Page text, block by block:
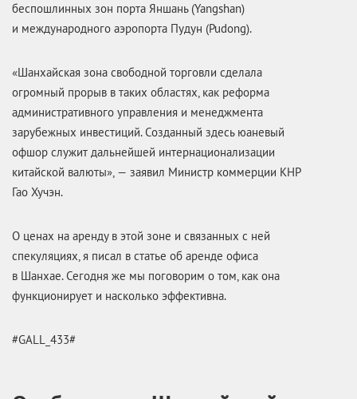
беспошлинных зон порта Яншань (Yangshan)
и международного аэропорта Пудун (Pudong).
«Шанхайская зона свободной торговли сделала
огромный прорыв в таких областях, как реформа
административного управления и менеджмента
зарубежных инвестиций. Созданный здесь юаневый
офшор служит дальнейшей интернационализации
китайской валюты», — заявил Министр коммерции КНР
Гао Хучэн.
О ценах на аренду в этой зоне и связанных с ней
спекуляциях, я писал в статье об аренде офиса
в Шанхае. Сегодня же мы поговорим о том, как она
функционирует и насколько эффективна.
#GALL_433#